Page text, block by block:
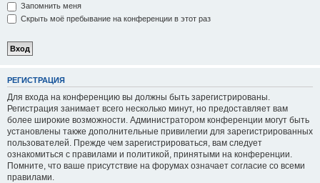
Запомнить меня
Скрыть моё пребывание на конференции в этот раз
РЕГИСТРАЦИЯ
Для входа на конференцию вы должны быть зарегистрированы.
Регистрация занимает всего несколько минут, но предоставляет вам
более широкие возможности. Администратором конференции могут быть
установлены также дополнительные привилегии для зарегистрированных
пользователей. Прежде чем зарегистрироваться, вам следует
ознакомиться с правилами и политикой, принятыми на конференции.
Помните, что ваше присутствие на форумах означает согласие со всеми
правилами.